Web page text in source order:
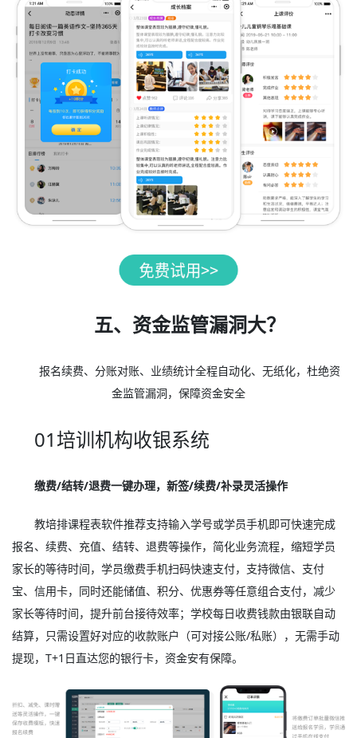
五、资金监管漏洞大？
报名续费、分账对账、业绩统计全程自动化、无纸化，杜绝资
金监管漏洞，保障资金安全
01培训机构收银系统
缴费/结转/退费一键办理，新签/续费/补录灵活操作
教培排课程表软件推荐支持输入学号或学员手机即可快速完成
报名、续费、充值、结转、退费等操作，简化业务流程，缩短学员
家长的等待时间，学员缴费手机扫码快速支付，支持微信、支付
宝、信用卡，同时还能储值、积分、优惠券等任意组合支付，减少
家长等待时间，提升前台接待效率；学校每日收费钱款由银联自动
结算，只需设置好对应的收款账户（可对接公账/私账），无需手动
提现，T+1日直达您的银行卡，资金安有保障。